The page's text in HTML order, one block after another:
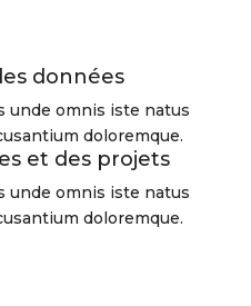
données
unde omnis iste natus
doloremque.
et des projets
unde omnis iste natus
doloremque.